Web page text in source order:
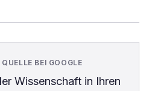
BEI GOOGLE
Wissenschaftin Ihren